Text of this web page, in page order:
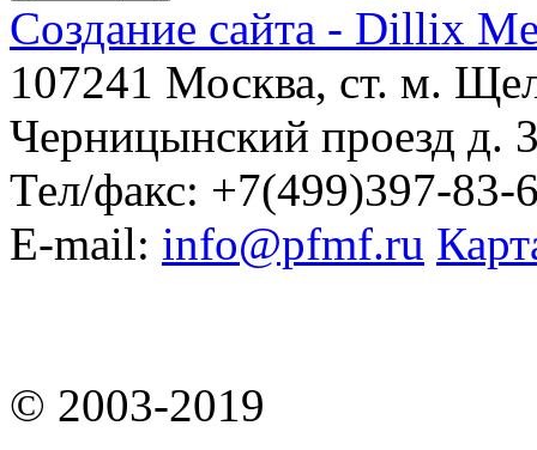
Создание сайта - Dillix
107241 Москва, ст. м.
Черницынский проезд д.
Тел/факс: +7(499)397-83-
E-mail: info@pfmf.ru
© 2003-2019